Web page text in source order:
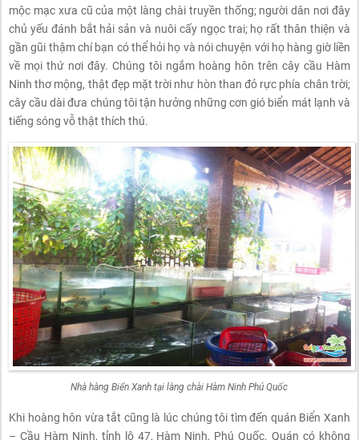
mộc mạc xưa cũ của một làng chài truyền thống; người dân nơi đây
chủ yếu đánh bắt hải sản và nuôi cấy ngọc trai; họ rất thân thiện và
gần gũi thậm chí bạn có thể hỏi họ và nói chuyện với họ hàng giờ liền
về mọi thứ nơi đây. Chúng tôi ngắm hoàng hôn trên cây cầu Hàm
Ninh thơ mộng, thật đẹp mặt trời như hòn than đỏ rực phía chân trời;
cây cầu dài đưa chúng tôi tận hưởng những cơn gió biển mát lạnh và
tiếng sóng vỗ thật thích thú.
Nhà hàng Biển Xanh tại làng chài Hàm Ninh Phú Quốc
Khi hoàng hôn vừa tắt cũng là lúc chúng tôi tìm đến quán Biển Xanh
– Cầu Hàm Ninh, tỉnh lộ 47, Hàm Ninh, Phú Quốc. Quán có không